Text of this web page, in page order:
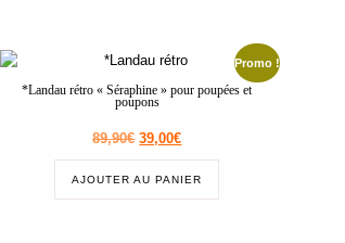
Promo !
*Landau rétro « Séraphine » pour poupées et
poupons
89,90€ 39,00€
AJOUTER AU PANIER